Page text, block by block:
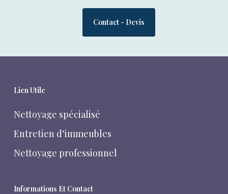
Contact - Devis
Lien Utile
Nettoyage spécialisé
Entretien d’immeubles
Nettoyage professionnel
Informations Et Contact